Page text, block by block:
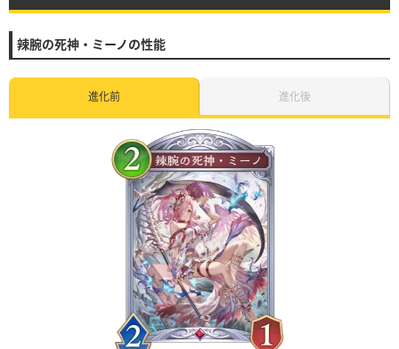
辣腕の死神・ミーノの性能
進化前 進化後